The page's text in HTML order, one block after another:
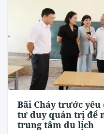
Bãi Cháy trước
tư duy quản trị để
trung tâm du lịch